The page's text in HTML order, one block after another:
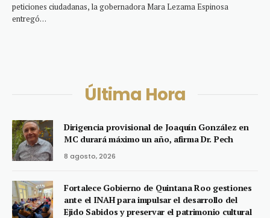
peticiones ciudadanas, la gobernadora Mara Lezama Espinosa
entregó…
Última Hora
Dirigencia provisional de Joaquín González en
MC durará máximo un año, afirma Dr. Pech
8 agosto, 2026
Fortalece Gobierno de Quintana Roo gestiones
ante el INAH para impulsar el desarrollo del
Ejido Sabidos y preservar el patrimonio cultural